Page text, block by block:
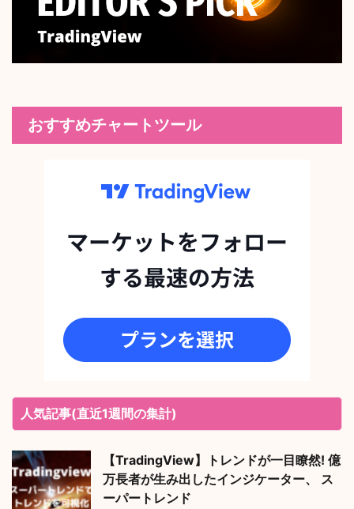
おすすめチャートツール
人気記事(直近1週間の集計)
【TradingView】トレンドが一目瞭然! 億
万長者が生み出したインジケーター、 ス
ーパートレンド